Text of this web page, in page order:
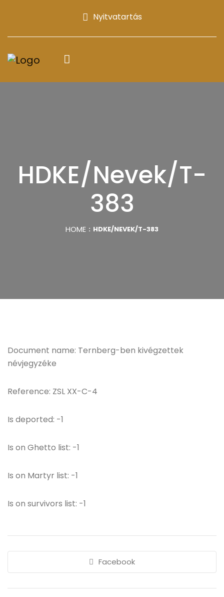
Nyitvatartás
HDKE/Nevek/T-
383
HOME HDKE/NEVEK/T-383
Document name: Ternberg-ben kivégzettek
névjegyzéke
Reference: ZSL XX-C-4
Is deported: -1
Is on Ghetto list: -1
Is on Martyr list: -1
Is on survivors list: -1
Facebook